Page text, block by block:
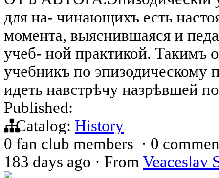
для на- чинающихъ есть
момента, выяснившаяся и
учеб- ной практикой. Такимъ
учебникъ по эпизодическому
идеть навстрѣчу назрѣвшей
Published:
Catalog: History
0 fan club members · 0
183 days ago · From Veaceslav